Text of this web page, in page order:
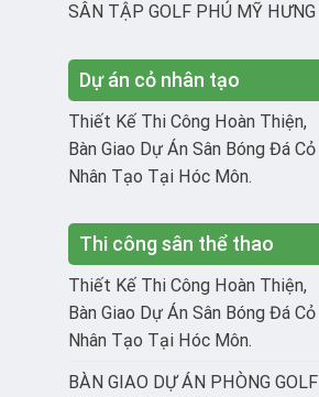
SÂN TẬP GOLF PHÚ MỸ HƯNG
Dự án cỏ nhân tạo
Thiết Kế Thi Công Hoàn Thiện,
Bàn Giao Dự Án Sân Bóng Đá Cỏ
Nhân Tạo Tại Hóc Môn.
Thi công sân thể thao
Thiết Kế Thi Công Hoàn Thiện,
Bàn Giao Dự Án Sân Bóng Đá Cỏ
Nhân Tạo Tại Hóc Môn.
BÀN GIAO DỰ ÁN PHÒNG GOLF